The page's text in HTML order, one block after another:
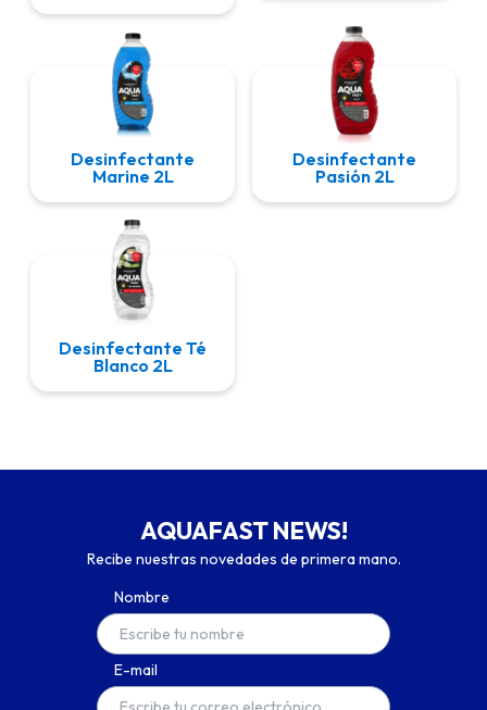
Desinfectante
Marine 2L
Desinfectante
Pasión 2L
Desinfectante Té
Blanco 2L
AQUAFAST NEWS!
Recibe nuestras novedades de primera mano.
Nombre
E-mail